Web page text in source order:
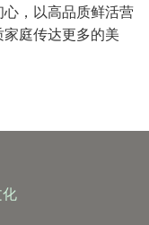
，以高品质鲜活营
庭传达更多的美
化